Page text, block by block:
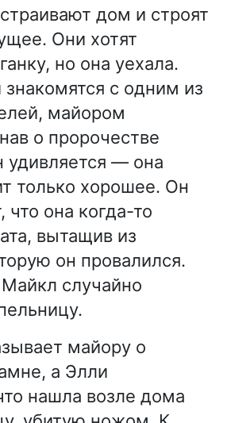
дом и строят
Они хотят
но она уехала.
с одним из
майором
о пророчестве
удивляется — она
только хорошее. Он
что она когда-то
вытащив из
он провалился.
случайно
майору о
а Элли
нашла возле дома